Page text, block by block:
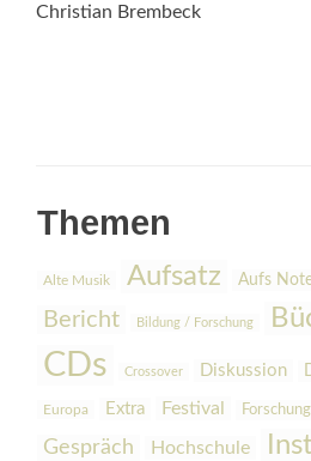
Christian Brembeck
Themen
Alte Musik Aufsatz Aufs
Bericht Bildung / Forschung
CDs Crossover Diskussion
Europa Extra Festival Forschung
Gespräch Hochschule